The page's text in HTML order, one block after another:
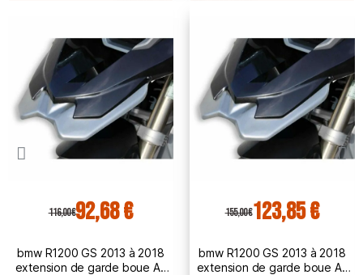
116,00 €92,68 €
bmw R1200 GS 2013 à 2018
extension de garde boue AV
155,00 €123,85 €
bmw R1200 GS 2013 à 2018
extension de garde boue AV